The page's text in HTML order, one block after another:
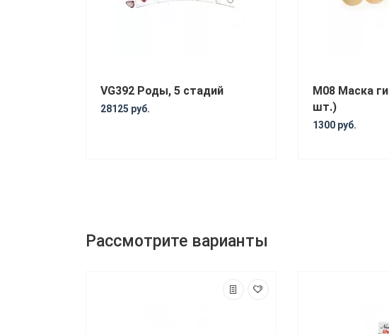
VG392 Роды, 5 стадий
28125 руб.
М08 Маска
шт.)
1300 руб.
Рассмотрите варианты